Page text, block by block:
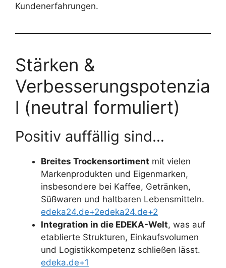
Kundenerfahrungen.
Stärken &
Verbesserungspotenzia
l (neutral formuliert)
Positiv auffällig sind…
Breites Trockensortiment mit vielen
Markenprodukten und Eigenmarken,
insbesondere bei Kaffee, Getränken,
Süßwaren und haltbaren Lebensmitteln.
edeka24.de+2edeka24.de+2
Integration in die EDEKA-Welt, was auf
etablierte Strukturen, Einkaufsvolumen
und Logistikkompetenz schließen lässt.
edeka.de+1